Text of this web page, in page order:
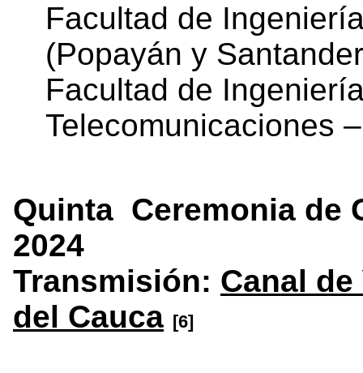
Facultad de
(Popayán y
Facultad de
Telecomunicaciones
Quinta Ceremonia de
2024
Transmisión: Canal
del Cauca [6]